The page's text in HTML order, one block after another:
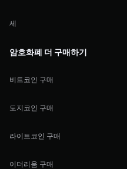
세
암호화폐 더 구매하기
비트코인 구매
도지코인 구매
라이트코인 구매
이더리움 구매